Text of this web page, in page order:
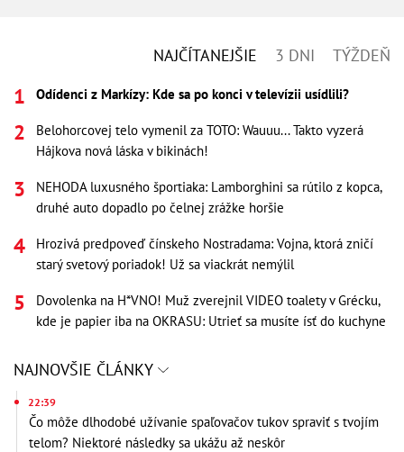
NAJČÍTANEJŠIE 3 DNI TÝŽDEŇ
Odídenci z Markízy: Kde sa po konci v televízii usídlili?
Belohorcovej telo vymenil za TOTO: Wauuu... Takto vyzerá
Hájkova nová láska v bikinách!
NEHODA luxusného športiaka: Lamborghini sa rútilo z kopca,
druhé auto dopadlo po čelnej zrážke horšie
Hrozivá predpoveď čínskeho Nostradama: Vojna, ktorá zničí
starý svetový poriadok! Už sa viackrát nemýlil
Dovolenka na H*VNO! Muž zverejnil VIDEO toalety v Grécku,
kde je papier iba na OKRASU: Utrieť sa musíte ísť do kuchyne
NAJNOVŠIE ČLÁNKY
22:39
Čo môže dlhodobé užívanie spaľovačov tukov spraviť s tvojím
telom? Niektoré následky sa ukážu až neskôr